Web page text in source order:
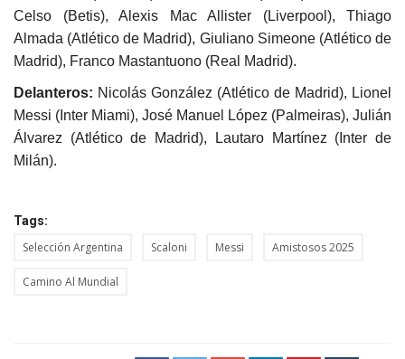
Celso (Betis), Alexis Mac Allister (Liverpool), Thiago
Almada (Atlético de Madrid), Giuliano Simeone (Atlético de
Madrid), Franco Mastantuono (Real Madrid).
Delanteros: Nicolás González (Atlético de Madrid), Lionel
Messi (Inter Miami), José Manuel López (Palmeiras), Julián
Álvarez (Atlético de Madrid), Lautaro Martínez (Inter de
Milán).
Tags:
Selección Argentina Scaloni Messi Amistosos 2025
Camino Al Mundial